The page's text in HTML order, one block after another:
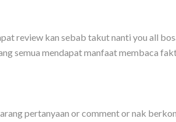
review kan sebab takut nanti you all
semua mendapat manfaat membaca
pertanyaan or comment or nak